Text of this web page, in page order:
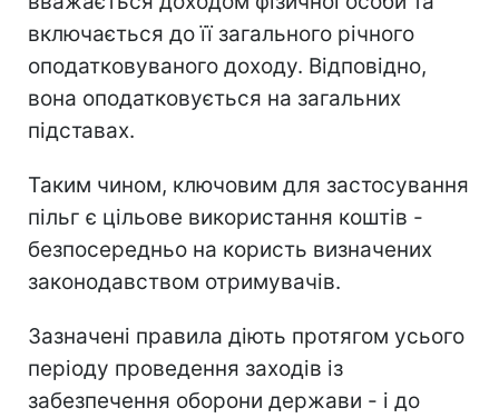
включається до її загального річного
оподатковуваного доходу. Відповідно,
вона оподатковується на загальних
підставах.
Таким чином, ключовим для застосування
пільг є цільове використання коштів -
безпосередньо на користь визначених
законодавством отримувачів.
Зазначені правила діють протягом усього
періоду проведення заходів із
забезпечення оборони держави - і до